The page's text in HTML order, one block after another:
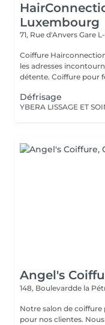
Luxembourg
71, Rue d'Anvers Gare L-
Coiffure
les adresses
détente. Coiffure pour
Défrisage
YBERA LISSAGE ET
Angel's
148, Boulevardde la
Notre salon de
pour nos clientes.